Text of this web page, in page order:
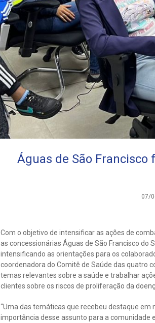
Águas de São
07/
Com o objetivo de intensificar as ações de
as concessionárias Águas de São Francisco do
intensificando as orientações para os
coordenadora do Comitê de Saúde das quatro
temas relevantes sobre a saúde e trabalhar
clientes sobre os riscos de proliferação da
“Uma das temáticas que recebeu destaque em
importância desse assunto para a comunidade